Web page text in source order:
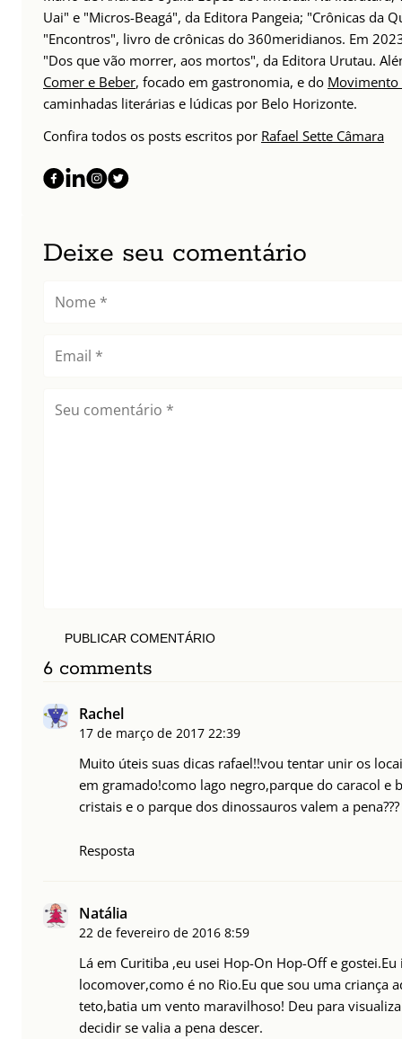
Uai" e "Micros-Beagá", da Editora Pangeia; "Crônicas da
"Encontros", livro de crônicas do 360meridianos. Em
"Dos que vão morrer, aos mortos", da Editora Urutau.
Comer e Beber, focado em gastronomia, e do Movimento
caminhadas literárias e lúdicas por Belo Horizonte.
Confira todos os posts escritos por Rafael Sette Câmara
Deixe seu comentário
PUBLICAR COMENTÁRIO
6 comments
Rachel
17 de março de 2017 22:39
Muito úteis suas dicas rafael!!vou tentar unir os
em gramado!como lago negro,parque do caracol e
cristais e o parque dos dinossauros valem a pena???
Resposta
Natália
22 de fevereiro de 2016 8:59
Lá em Curitiba ,eu usei Hop-On Hop-Off e
locomover,como é no Rio.Eu que sou uma criança
teto,batia um vento maravilhoso! Deu para
decidir se valia a pena descer.